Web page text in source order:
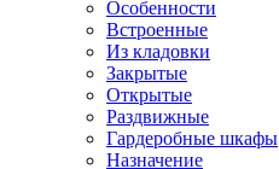
Особенности
Встроенные
Из кладовки
Закрытые
Открытые
Раздвижные
Гардеробные шкафы
Назначение